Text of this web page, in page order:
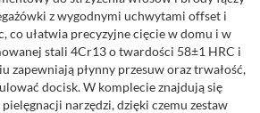
z wygodnymi uchwytami offset i
co ułatwia precyzyjne cięcie w domu i w
stali 4Cr13 o twardości 58±1 HRC i
zapewniają płynny przesuw oraz trwałość,
docisk. W komplecie znajdują się
narzędzi, dzięki czemu zestaw